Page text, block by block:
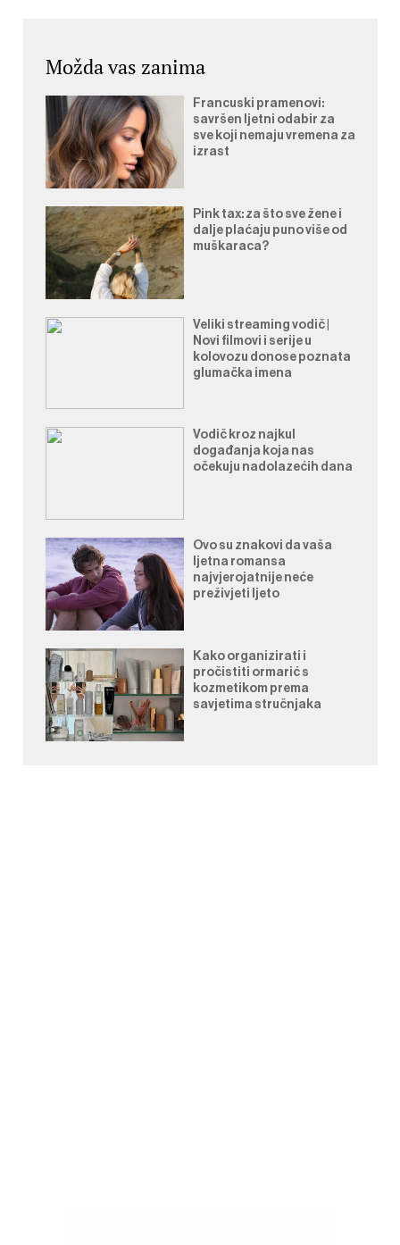
Možda vas zanima
Francuski pramenovi:
savršen ljetni odabir za
sve koji nemaju vremena za
izrast
Pink tax: za što sve žene i
dalje plaćaju puno više od
muškaraca?
Veliki streaming vodič |
Novi filmovi i serije u
kolovozu donose poznata
glumačka imena
Vodič kroz najkul
događanja koja nas
očekuju nadolazećih dana
Ovo su znakovi da vaša
ljetna romansa
najvjerojatnije neće
preživjeti ljeto
Kako organizirati i
pročistiti ormarić s
kozmetikom prema
savjetima stručnjaka